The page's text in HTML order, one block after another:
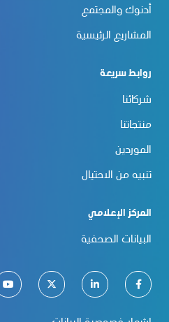
أدنوك والمجتمع
المشاريع الرئيسية
روابط سريعة
شركائنا
منتجاتنا
الموردين
تنبيه من الاحتيال
المركز الإعلامي
البيانات الصحفية